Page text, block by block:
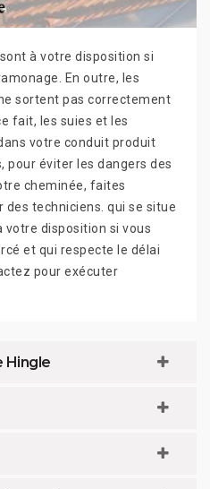
à votre disposition si
En outre, les
sortent pas correctement
fait, les suies et les
votre conduit produit
pour éviter les dangers des
cheminée, faites
techniciens. qui se situe
votre disposition si vous
et qui respecte le délai
pour exécuter
Hingle